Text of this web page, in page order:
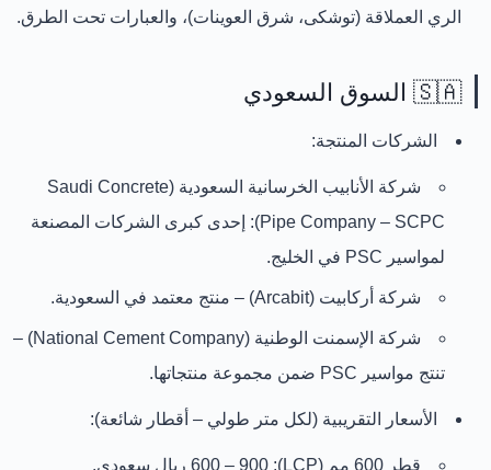
الري العملاقة (توشكى، شرق العوينات)، والعبارات تحت الطرق.
🇸🇦 السوق السعودي
الشركات المنتجة:
شركة الأنابيب الخرسانية السعودية (Saudi Concrete
Pipe Company – SCPC) : إحدى كبرى الشركات المصنعة
لمواسير PSC في الخليج.
شركة أركابيت (Arcabit) – منتج معتمد في السعودية.
شركة الإسمنت الوطنية (National Cement Company)
–
تنتج مواسير PSC ضمن مجموعة منتجاتها.
الأسعار التقريبية (لكل متر طولي – أقطار شائعة):
قطر 600 مم (LCP): 600 – 900 ريال سعودي .